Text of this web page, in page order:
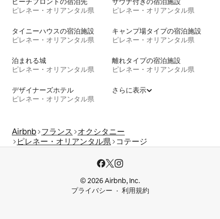
ピレネー・オリアンタル県
ピレネー・オリアンタル県
タイニーハウスの宿泊施設
ピレネー・オリアンタル県
キャンプ場タイプの宿泊施設
ピレネー・オリアンタル県
泊まれる城
ピレネー・オリアンタル県
離れタイプの宿泊施設
ピレネー・オリアンタル県
デザイナーズホテル
ピレネー・オリアンタル県
さらに表示
Airbnb フランス
オクシタニー
ピレネー・オリアンタル県 コテージ
© 2026 Airbnb, Inc.
プライバシー
利用規約